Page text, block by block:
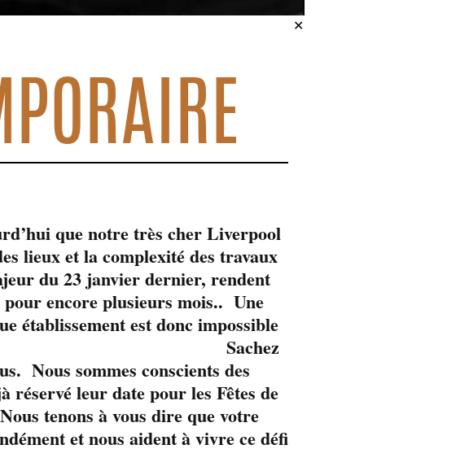
✕
que notre très cher Liverpool
et la complexité des travaux
du 23 janvier dernier, rendent
encore plusieurs mois.. Une
établissement est donc impossible
Sachez
Nous sommes conscients des
réservé leur date pour les Fêtes de
tenons à vous dire que votre
et nous aident à vivre ce défi